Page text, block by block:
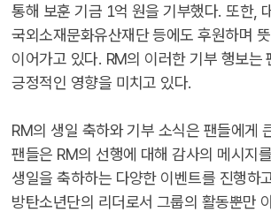
통해 보훈 기금 1억 원을 기부했다. 또한,
국외소재문화유산재단 등에도 후원하며
이어가고 있다. RM의 이러한 기부 행보는
긍정적인 영향을 미치고 있다.
RM의 생일 축하와 기부 소식은 팬들에게
팬들은 RM의 선행에 대해 감사의 메시지
생일을 축하하는 다양한 이벤트를 진행하
방탄소년단의 리더로서 그룹의 활동뿐만